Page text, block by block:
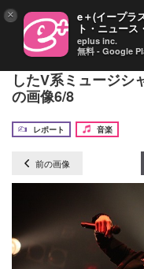
YURAサマ×「＠
したV系ミュージシ
の画像6/8
レポート
音楽
前の画像
× e＋(イープラ
ト・ニュース
eplus inc.
無料 - Google